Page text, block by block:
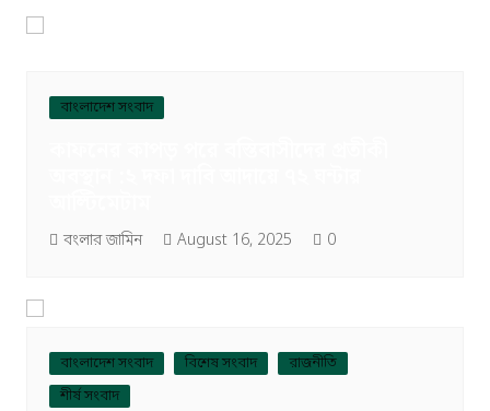
বাংলাদেশ সংবাদ
বংলার জামিন August 16, 2025 0
বাংলাদেশ সংবাদ বিশেষ সংবাদ
রাজনীতি
শীর্ষ সংবাদ